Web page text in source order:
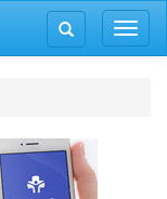
Växla
Växla
navigering